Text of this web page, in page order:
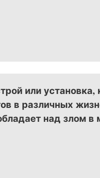
или
в различных
над злом в